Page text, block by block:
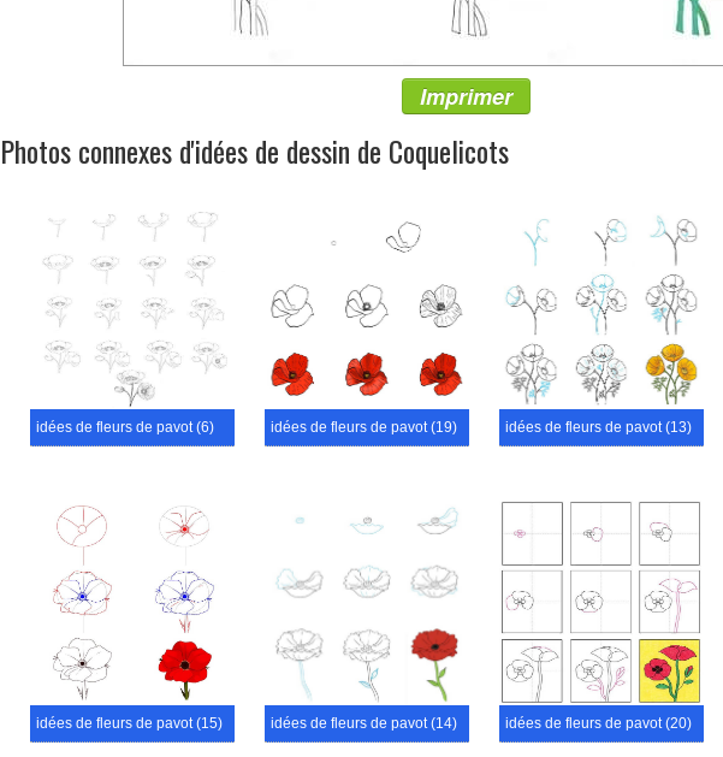
Imprimer
Photos connexes d'idées de dessin de Coquelicots
idées de fleurs de pavot (6) idées de fleurs de pavot (19) idées de fleurs de pavot (13)
idées de fleurs de pavot (15) idées de fleurs de pavot (14) idées de fleurs de pavot (20)